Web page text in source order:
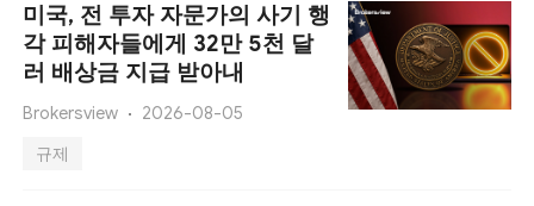
미국, 전 투자 자문가의 사기 행
각 피해자들에게 32만 5천 달
러 배상금 지급 받아내
Brokersview
2026-08-05
규제